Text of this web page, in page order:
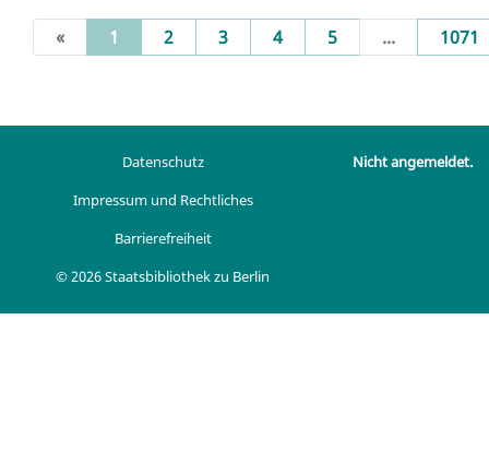
« 1 (current)
2 3 4 5 ... 1071
Datenschutz
Impressum und Rechtliches
Barrierefreiheit
© 2026 Staatsbibliothek zu Berlin
Nicht angemeldet.